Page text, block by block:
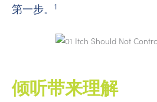
第一步。
1
倾听带来理解